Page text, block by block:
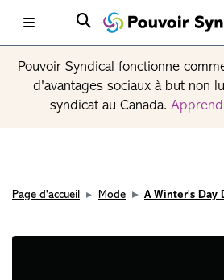
Pouvoir Syndical fonctionne
d'avantages sociaux à but non
syndicat au Canada.
Page d'accueil Mode A Winter's Day